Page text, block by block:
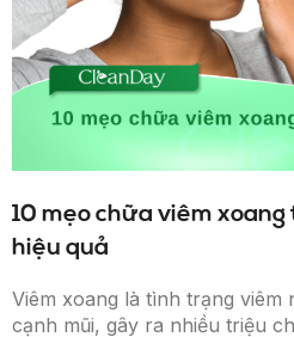
10 mẹo chữa viêm
hiệu quả
Viêm xoang là tình trạng viêm
cạnh mũi, gây ra nhiều triệu